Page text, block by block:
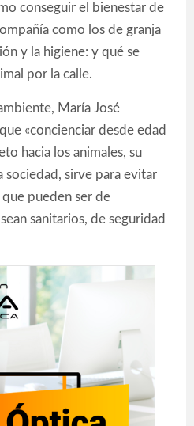
conseguir el bienestar de
como los de granja
y la higiene: y qué se
por la calle.
María José
«concienciar desde edad
hacia los animales, su
sociedad, sirve para evitar
pueden ser de
sanitarios, de seguridad